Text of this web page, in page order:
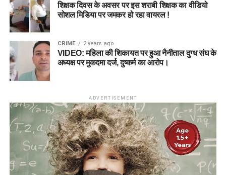
शिक्षक दिवस के अवसर पर इस शराबी शिक्षक का वीडियो
सोशल मिडिया पर जमकर हो रहा वायरल !
CRIME 2 years ago
VIDEO: महिला की शिकायत पर हुआ नैनीताल दुग्ध संघ के
अध्यक्ष पर मुकदमा दर्ज, दुष्कर्म का आरोप।
ADVERTISEMENT